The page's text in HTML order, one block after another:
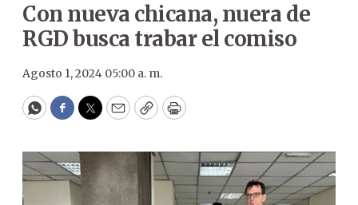
Con nueva chicana, nuera de
RGD busca trabar el comiso
Agosto 1, 2024 05:00 a. m.
WhatsApp
Facebook
Twitter
EmailCopyPrint